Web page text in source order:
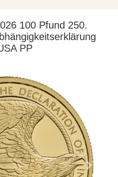
100 Pfund 250.
PP
Next